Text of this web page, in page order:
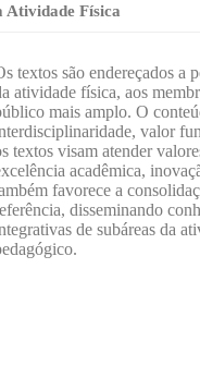
Atividade Física
textos são endereçados a
atividade física, aos
mais amplo. O
valor
textos visam atender
acadêmica,
favorece a
disseminando
de subáreas da